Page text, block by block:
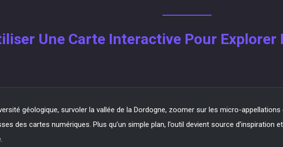
Une Carte Interactive Pour Explorer
géologique, survoler la vallée de la Dordogne, zoomer sur les micro-
des cartes numériques. Plus qu’un simple plan, l’outil devient source d’inspiration